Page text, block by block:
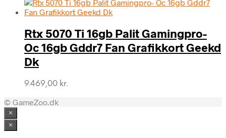
Rtx 5070 Ti 16gb Palit Gamingpro-
Oc 16gb Gddr7 Fan Grafikkort Geekd
Dk
9.469,00 kr.
© GameZoo.dk
×
×